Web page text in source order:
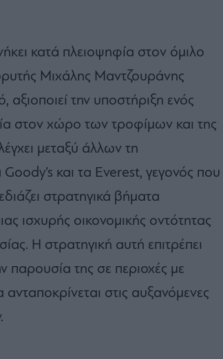
κατά πλειοψηφία στον όμιλο
Μιχάλης Μαντζουράνης
αξιοποιεί την υποστήριξη ενός
στον χώρο των τροφίμων και της
μεταξύ άλλων τη
και τα Everest, γεγονός που
στρατηγικά βήματα
ισχυρής οικονομικής οντότητας
Η στρατηγική αυτή επιτρέπει
παρουσία της σε περιοχές με
στις αυξανόμενες